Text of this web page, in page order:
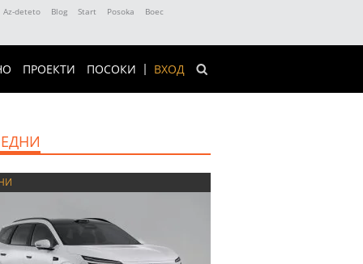
Az-deteto Blog Start Posoka
Boec
ВХОД
ПРОЕКТИ ПОСОКИ